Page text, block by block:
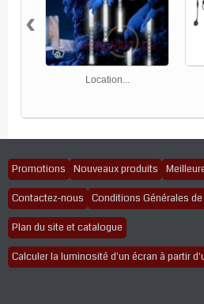
Location...
‹
Promotions Nouveaux produits
Contactez-nous Conditions Générales
Plan du site et catalogue
Calculer la luminosité d'un écran à partir